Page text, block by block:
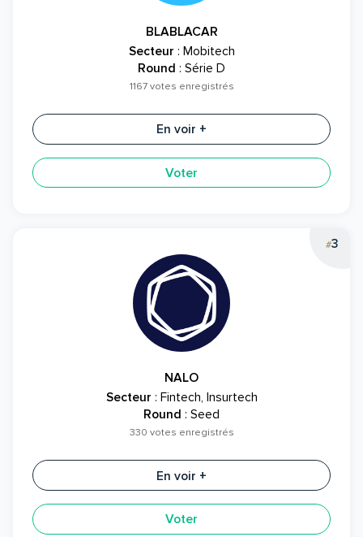
BLABLACAR
Secteur : Mobitech
Round : Série D
1167 votes enregistrés
En voir +
Voter
#3
NALO
Secteur : Fintech, Insurtech
Round : Seed
330 votes enregistrés
En voir +
Voter